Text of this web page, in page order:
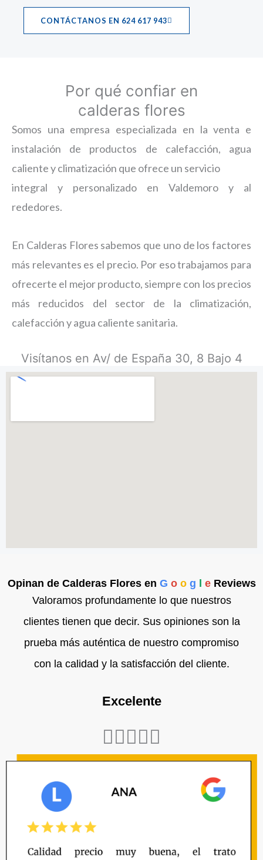
CONTÁCTANOS EN 624 617 943
Por qué confiar en
calderas flores
Somos una empresa especializada en la venta e
instalación de productos de calefacción, agua
caliente y climatización que ofrece un servicio
integral y personalizado en Valdemoro y al
rededores.
En Calderas Flores sabemos que uno de los factores
más relevantes es el precio. Por eso trabajamos para
ofrecerte el mejor producto, siempre con los precios
más reducidos del sector de la climatización,
calefacción y agua caliente sanitaria.
Visítanos en Av/ de España 30, 8 Bajo 4
Opinan de Calderas Flores en G o o g eReviews
Valoramos profundamente lo que nuestros
clientes tienen que decir. Sus opiniones son la
prueba más auténtica de nuestro compromiso
con la calidad y la satisfacción del cliente.
Excelente

de